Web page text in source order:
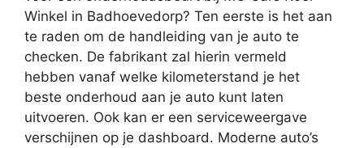
Winkel in Badhoevedorp? Ten eerste is het aan
te raden om de handleiding van je auto te
checken. De fabrikant zal hierin vermeld
hebben vanaf welke kilometerstand je het
beste onderhoud aan je auto kunt laten
uitvoeren. Ook kan er een serviceweergave
verschijnen op je dashboard. Moderne auto’s